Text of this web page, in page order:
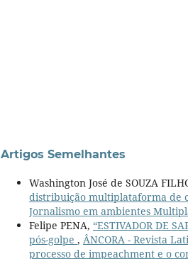
Artigos Semelhantes
Washington José de SOUZA
distribuição multiplataforma de
Jornalismo em ambientes
Felipe PENA, “ESTIVADOR DE
pós-golpe , ÂNCORA - Revista
processo de impeachment e o